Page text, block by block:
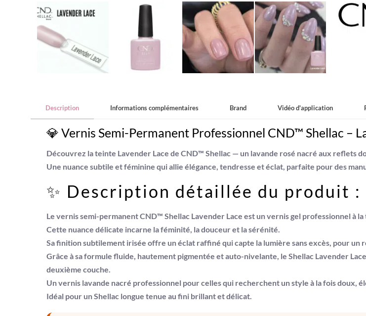
Description Informations complémentaires Brand Vidéo d'application
💎 Vernis Semi-Permanent Professionnel CND™ Shellac –
Découvrez la teinte Lavender Lace de CND™ Shellac— un lavande rosé nacré aux reflets
Une nuance subtile et féminine qui allie élégance, tendresse et éclat, parfaite pour des
✨ Description détaillée du produit :
Le vernis semi-permanent CND™ Shellac Lavender Lace est unvernis gel professionnel à la
Cette nuance délicate incarne laféminité, la douceur et la sérénité.
Sa finition subtilement irisée offre un éclat raffiné qui capte la lumière sans excès, pour un
Grâce à saformule fluide, hautement pigmentée et auto-nivelante, le Shellac Lavender Lace
deuxième couche.
Unvernis lavande nacré professionnel pour celles qui recherchent un style à la fois doux,
Idéal pour unShellac longue tenue au fini brillant et délicat.